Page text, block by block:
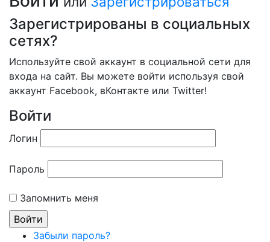
Зарегистрированы в социальных
сетях?
Используйте свой аккаунт в социальной сети для
входа на сайт. Вы можете войти используя свой
аккаунт Facebook, вКонтакте или Twitter!
Войти
Логин
Пароль
Запомнить меня
Забыли пароль?